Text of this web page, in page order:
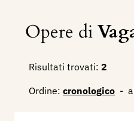
Opere di
Risultati trovati: 2
Ordine: cronologico -